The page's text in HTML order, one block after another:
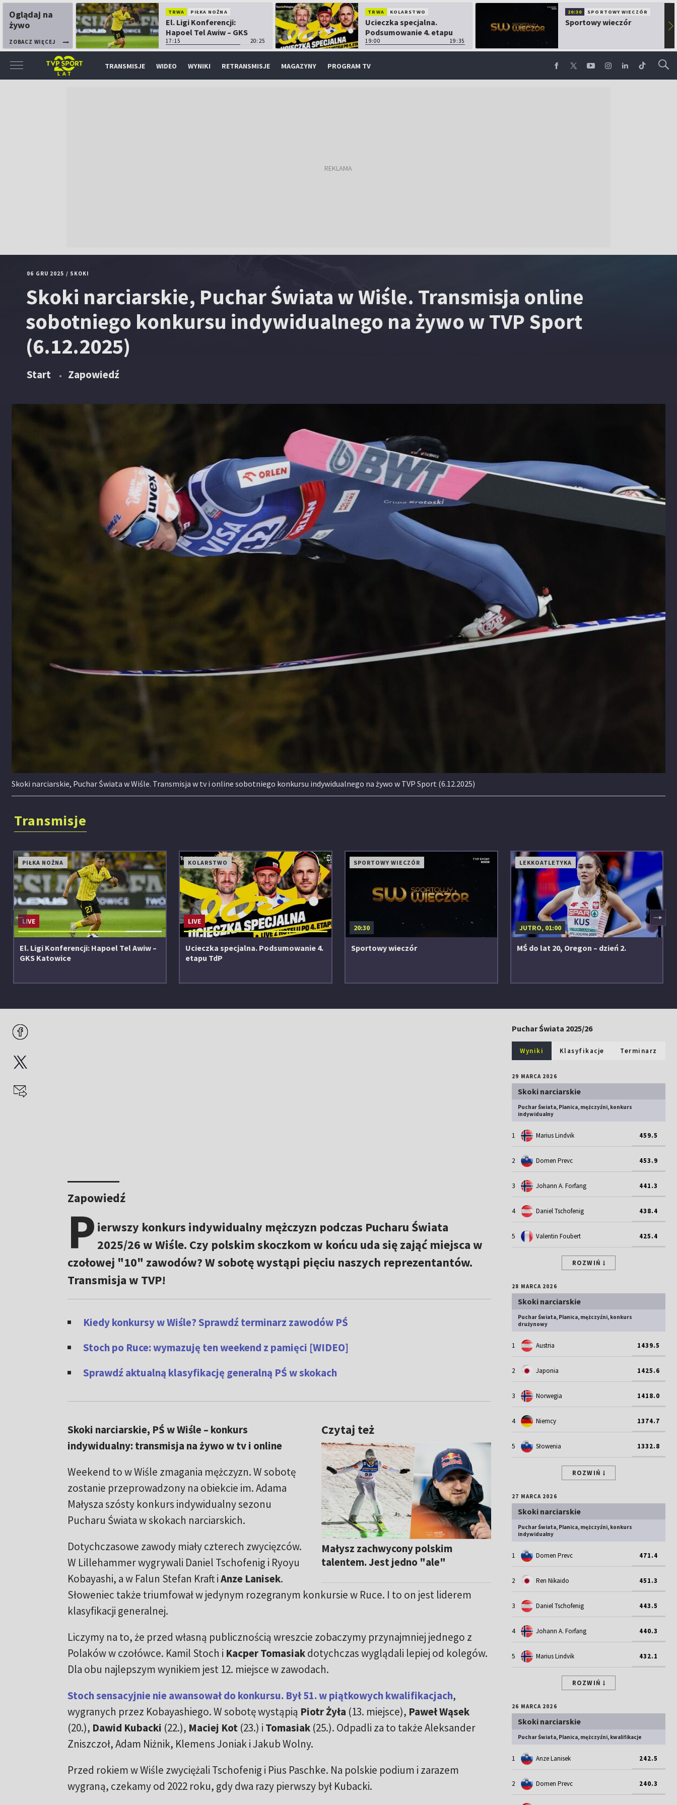
Oglądaj na
żywo
ZOBACZ WIĘCEJ
TRWA PIŁKA NOŻNA
El. Ligi Konferencji:
Hapoel Tel Awiw – GKS
Katowice
17:15 20:25
TRWA KOLARSTWO
Ucieczka specjalna.
Podsumowanie 4. etapu
TdP
19:00 19:35
20:30 SPORTOWY WIECZÓR
Sportowy wieczór ▶
TRANSMISJE WIDEO WYNIKI RETRANSMISJE MAGAZYNY PROGRAM TV
06 GRU 2025 / SKOKI
Skoki narciarskie, Puchar Świata w Wiśle. Transmisja online
sobotniego konkursu indywidualnego na żywo w TVP Sport
(6.12.2025)
Start Zapowiedź
Skoki narciarskie, Puchar Świata w Wiśle. Transmisja w tv i online sobotniego konkursu indywidualnego na żywo w TVP Sport (6.12.2025)
Transmisje
PIŁKA NOŻNA
LIVE
El. Ligi Konferencji: Hapoel Tel Awiw –
GKS Katowice
KOLARSTWO
LIVE
Ucieczka specjalna. Podsumowanie 4.
etapu TdP
SPORTOWY WIECZÓR
20:30
Sportowy wieczór
LEKKOATLETYKA
JUTRO, 01:00
MŚ do lat 20, Oregon – dzień 2.
◀ ▶
Zapowiedź
P ierwszy konkurs indywidualny mężczyzn podczas Pucharu Świata
2025/26 w Wiśle. Czy polskim skoczkom w końcu uda się zająć miejsca w
czołowej "10" zawodów? W sobotę wystąpi pięciu naszych reprezentantów.
Transmisja w TVP!
Kiedy konkursy w Wiśle? Sprawdź terminarz zawodów PŚ
Stoch po Ruce: wymazuję ten weekend z pamięci [WIDEO]
Sprawdź aktualną klasyfikację generalną PŚ w skokach
Czytaj też
Małysz zachwycony polskim
talentem. Jest jedno "ale"
Skoki narciarskie, PŚ w Wiśle – konkurs
indywidualny: transmisja na żywo w tv i online
Weekend to w Wiśle zmagania mężczyzn. W sobotę
zostanie przeprowadzony na obiekcie im. Adama
Małysza szósty konkurs indywidualny sezonu
Pucharu Świata w skokach narciarskich.
Dotychczasowe zawody miały czterech zwycięzców.
W Lillehammer wygrywali Daniel Tschofenig i Ryoyu
Kobayashi, a w Falun Stefan Kraft iAnze Lanisek.
Słoweniec także triumfował w jedynym rozegranym konkursie w Ruce. I to on jest liderem
klasyfikacji generalnej.
Liczymy na to, że przed własną publicznością wreszcie zobaczymy przynajmniej jednego z
Polaków w czołówce. Kamil Stoch i Kacper Tomasiakdotychczas wyglądali lepiej od kolegów.
Dla obu najlepszym wynikiem jest 12. miejsce w zawodach.
Stoch sensacyjnie nie awansował do konkursu. Był 51. w piątkowych kwalifikacjach,
wygranych przez Kobayashiego. W sobotę wystąpią Piotr Żyła (13. miejsce), Paweł Wąsek
(20.), Dawid Kubacki (22.), Maciej Kot (23.) i Tomasiak(25.). Odpadli za to także Aleksander
Zniszczoł, Adam Niżnik, Klemens Joniak i Jakub Wolny.
Przed rokiem w Wiśle zwyciężali Tschofenig i Pius Paschke. Na polskie podium i zarazem
wygraną, czekamy od 2022 roku, gdy dwa razy pierwszy był Kubacki.
Puchar Świata 2025/26
Wyniki Klasyfikacje Terminarz
29 MARCA 2026
Skoki narciarskie
Puchar Świata, Planica, mężczyźni, konkurs
indywidualny
1 Marius Lindvik 459.5
2 Domen Prevc 453.9
3 Johann A. Forfang 441.3
4 Daniel Tschofenig 438.4
5 Valentin Foubert 425.4
ROZWIŃ
28 MARCA 2026
Skoki narciarskie
Puchar Świata, Planica, mężczyźni, konkurs
drużynowy
1 Austria 1439.5
2 Japonia 1425.6
3 Norwegia 1418.0
4 Niemcy 1374.7
5 Słowenia 1332.8
ROZWIŃ
27 MARCA 2026
Skoki narciarskie
Puchar Świata, Planica, mężczyźni, konkurs
indywidualny
1 Domen Prevc 471.4
2 Ren Nikaido 451.3
3 Daniel Tschofenig 443.5
4 Johann A. Forfang 440.3
5 Marius Lindvik 432.1
ROZWIŃ
26 MARCA 2026
Skoki narciarskie
Puchar Świata, Planica, mężczyźni, kwalifikacje
1 Anze Lanisek 242.5
2 Domen Prevc 240.3